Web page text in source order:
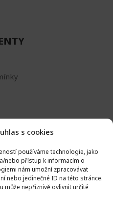
s cookies
používáme technologie, jako
nebo přístup k informacím o
nám umožní zpracovávat
nebo jedinečné ID na této stránce.
může nepříznivě ovlivnit určité